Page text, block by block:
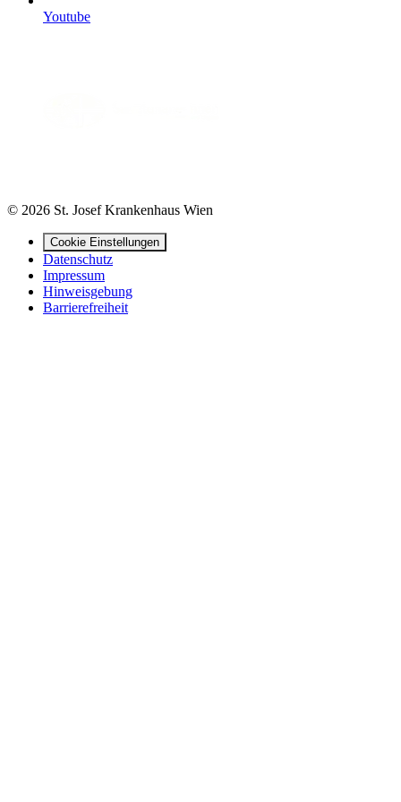
Youtube
© 2026 St. Josef Krankenhaus Wien
Cookie Einstellungen
Datenschutz
Impressum
Hinweisgebung
Barrierefreiheit